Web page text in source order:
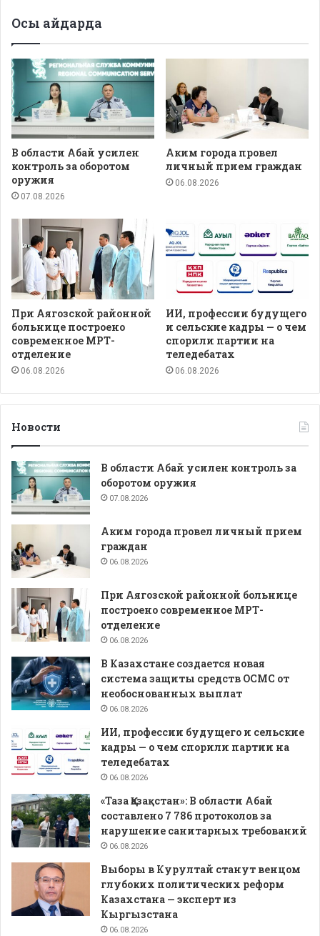
Осы айдарда
В области Абай усилен
контроль за оборотом
оружия
07.08.2026
Аким города провел
личный прием граждан
06.08.2026
При Аягозской районной
больнице построено
современное МРТ-
отделение
06.08.2026
ИИ, профессии будущего
и сельские кадры — о чем
спорили партии на
теледебатах
06.08.2026
Новости
В области Абай усилен контроль за
оборотом оружия
07.08.2026
Аким города провел личный прием
граждан
06.08.2026
При Аягозской районной больнице
построено современное МРТ-
отделение
06.08.2026
В Казахстане создается новая
система защиты средств ОСМС от
необоснованных выплат
06.08.2026
ИИ, профессии будущего и сельские
кадры — о чем спорили партии на
теледебатах
06.08.2026
«Таза Қазақстан»: В области Абай
составлено 7 786 протоколов за
нарушение санитарных требований
06.08.2026
Выборы в Курултай станут венцом
глубоких политических реформ
Казахстана — эксперт из
Кыргызстана
06.08.2026